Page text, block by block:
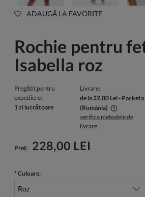
ADAUGĂ LA FAVORITE
Rochie pentru
Isabella roz
Pregătit pentru
expediere:
1 zi lucrătoare
Livrare:
de la 22,00 Lei- Packeta
(România)
Pretul nu include eventualele costuri de
verifica metodele de
livrare
Preț: 228,00 LEI
* Culoare: